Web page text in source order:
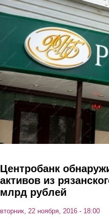
Перейти к основному содержанию
Центробанк
активов из
млрд рублей
вторник, 22 ноября, 2016 - 18:00